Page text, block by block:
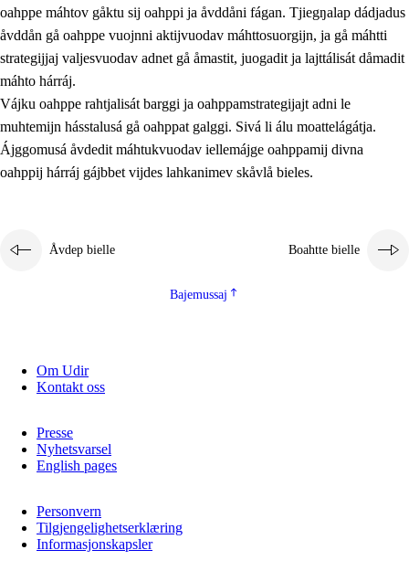
Oahppat oahppat
Doaresfágalasj tiemá
oahppe máhtov gåktu sij oahppi ja åvddåni fágan. Tjiegŋalap dádjadus
åvddån gå oahppe vuojnni aktijvuodav máhttosuorgijn, ja gå máhtti
strategijjaj valjesvuodav adnet gå åmastit, juogadit ja lajttálisát dåmadit
máhto hárráj.
Vájku oahppe rahtjalisát barggi ja oahppamstrategijajt adni le
muhtemijn hásstalusá gå oahppat galggi. Sivá li álu moattelágátja.
Ájggomusá åvdedit máhtukvuodav iellemájge oahppamij divna
oahppij hárráj gájbbet vijdes lahkanimev skåvlå bieles.
Åvdep bielle Boahtte bielle
Bajemussaj
Om Udir
Kontakt oss
Presse
Nyhetsvarsel
English pages
Personvern
Tilgjengelighetserklæring
Informasjonskapsler